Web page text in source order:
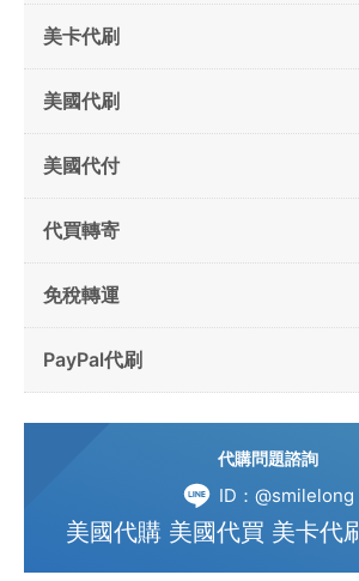
美卡代刷
美國代刷
美國代付
代買轉寄
免稅轉運
PayPal代刷
代購問題諮詢
ID：@smilelong
美國代購 美國代買 美卡代